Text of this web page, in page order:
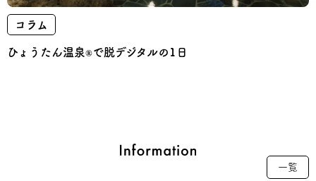
コラム
ひょうたん温泉®で脱デジタルの1日
一覧